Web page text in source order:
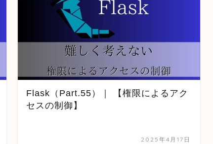
Flask（Part.55）｜ 【権限によるアク
セスの制御】
2025年4月17日